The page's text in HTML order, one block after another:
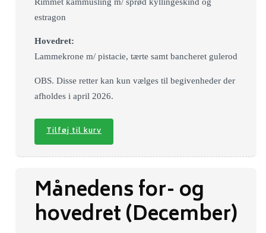
estragon
Hovedret:
Lammekrone m/ pistacie, tærte samt bancheret gulerod
OBS. Disse retter kan kun vælges til begivenheder der
afholdes i april 2026.
Tilføj til kurv
Månedens for- og
hovedret (December)